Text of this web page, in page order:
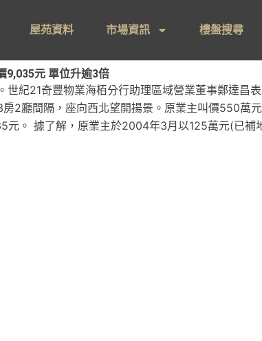
屋苑資料 市場資訊 樓盤搜尋
9,035元 單位升逾3倍
紀21奇豐物業海栢分行助理區域營業董事鄭達昌
2廳間隔，座向西北望開揚景。原業主叫價550萬
元。 據了解，原業主於2004年3月以125萬元(已補